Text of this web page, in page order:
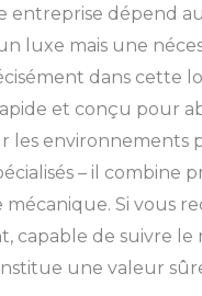
entreprise dépend
luxe mais une
dans cette
et conçu pour
les environnements
– il combine
mécanique. Si vous
capable de suivre le
une valeur